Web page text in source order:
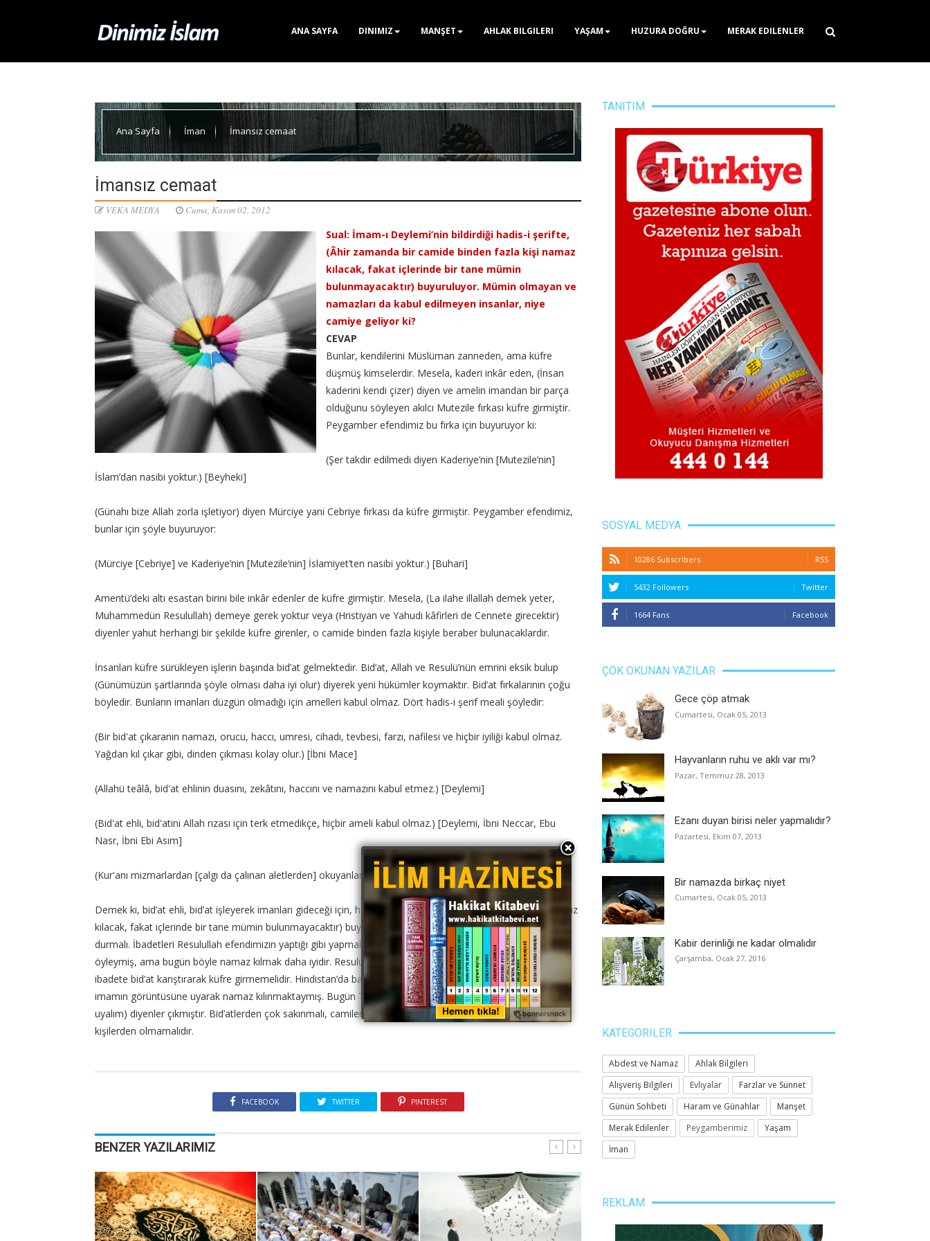
ANA SAYFA DINIMIZ MANŞET AHLAK BILGILERI YAŞAM HUZURA DOĞRU MERAK EDILENLER
Ana Sayfa İman İmansız cemaat
İmansız cemaat
VEKA MEDYA Cuma, Kasım 02, 2012
Sual: İmam-ı Deylemi’nin bildirdiği hadis-i şerifte,
(Âhir zamanda bir camide binden fazla kişi namaz
kılacak, fakat içlerinde bir tane mümin
bulunmayacaktır) buyuruluyor. Mümin olmayan ve
namazları da kabul edilmeyen insanlar, niye
camiye geliyor ki?
CEVAP
Bunlar, kendilerini Müslüman zanneden, ama küfre
düşmüş kimselerdir. Mesela, kaderi inkâr eden, (İnsan
kaderini kendi çizer) diyen ve amelin imandan bir parça
olduğunu söyleyen akılcı Mutezile fırkası küfre girmiştir.
Peygamber efendimiz bu fırka için buyuruyor ki:
(Şer takdir edilmedi diyen Kaderiye’nin [Mutezile’nin]
İslam’dan nasibi yoktur.) [Beyheki]
(Günahı bize Allah zorla işletiyor) diyen Mürciye yani Cebriye fırkası da küfre girmiştir. Peygamber efendimiz,
bunlar için şöyle buyuruyor:
(Mürciye [Cebriye] ve Kaderiye’nin [Mutezile’nin] İslamiyet’ten nasibi yoktur.) [Buhari]
Amentü’deki altı esastan birini bile inkâr edenler de küfre girmiştir. Mesela, (La ilahe illallah demek yeter,
Muhammedün Resulullah) demeye gerek yoktur veya (Hristiyan ve Yahudi kâfirleri de Cennete girecektir)
diyenler yahut herhangi bir şekilde küfre girenler, o camide binden fazla kişiyle beraber bulunacaklardır.
İnsanları küfre sürükleyen işlerin başında bid’at gelmektedir. Bid’at, Allah ve Resulü’nün emrini eksik bulup
(Günümüzün şartlarında şöyle olması daha iyi olur) diyerek yeni hükümler koymaktır. Bid’at fırkalarının çoğu
böyledir. Bunların imanları düzgün olmadığı için amelleri kabul olmaz. Dört hadis-i şerif meali şöyledir:
(Bir bid'at çıkaranın namazı, orucu, haccı, umresi, cihadı, tevbesi, farzı, nafilesi ve hiçbir iyiliği kabul olmaz.
Yağdan kıl çıkar gibi, dinden çıkması kolay olur.) [İbni Mace]
(Allahü teâlâ, bid'at ehlinin duasını, zekâtını, haccını ve namazını kabul etmez.) [Deylemi]
(Bid'at ehli, bid'atini Allah rızası için terk etmedikçe, hiçbir ameli kabul olmaz.) [Deylemi, İbni Neccar, Ebu
Nasr, İbni Ebi Asım]
(Kur'anı mizmarlardan [çalgı da çalınan aletlerden] okuyanlara Allah lanet eder.) [Müsamere]
Demek ki, bid’at ehli, bid’at işleyerek imanları gideceği için, hadis-i şerifte, (Bir camide binden fazla kişi namaz
kılacak, fakat içlerinde bir tane mümin bulunmayacaktır) buyurulmuştur. Bunun için bid’atlerden çok uzak
durmalı. İbadetleri Resulullah efendimizin yaptığı gibi yapmalı, onun bildirdiği şekilde namaz kılmalı, (O gün
öyleymiş, ama bugün böyle namaz kılmak daha iyidir. Resulullah da olsa böyle namaz kılardı) dememeli ve
ibadete bid’at karıştırarak küfre girmemelidir. Hindistan’da bazı camilere ekran konmuş, merkez camideki
imamın görüntüsüne uyarak namaz kılınmaktaymış. Bugün Türkiye’de bile, (TV’yi açıp Mekke’deki imama
uyalım) diyenler çıkmıştır. Bid’atlerden çok sakınmalı, camilerdeki namazları kabul olmayan bozuk imanlı
kişilerden olmamalıdır.
FACEBOOK TWITTER PINTEREST
BENZER YAZILARIMIZ
TANITIM
SOSYAL MEDYA
10286 Subscribers RSS
5432 Followers Twitter
1664 Fans Facebook
ÇOK OKUNAN YAZILAR
Gece çöp atmak
Cumartesi, Ocak 05, 2013
Hayvanların ruhu ve aklı var mı?
Pazar, Temmuz 28, 2013
Ezanı duyan birisi neler yapmalıdır?
Pazartesi, Ekim 07, 2013
Bir namazda birkaç niyet
Cumartesi, Ocak 05, 2013
Kabir derinliği ne kadar olmalıdır
Çarşamba, Ocak 27, 2016
KATEGORILER
Abdest ve Namaz
Ahlak Bilgileri
Alışveriş Bilgileri
Evliyalar
Farzlar ve Sünnet
Günün Sohbeti
Haram ve Günahlar
Manşet
Merak Edilenler
Peygamberimiz
Yaşam
İman
REKLAM